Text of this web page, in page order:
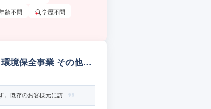
齢不問 学歴不問
境保全事業 その他営
。既存のお客様元に訪...